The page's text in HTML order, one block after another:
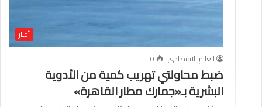
أخبار
العالم الاقتصادي
0
ضبط محاولتي تهريب كمية من الأدوية
البشرية بـ«جمارك مطار القاهرة»